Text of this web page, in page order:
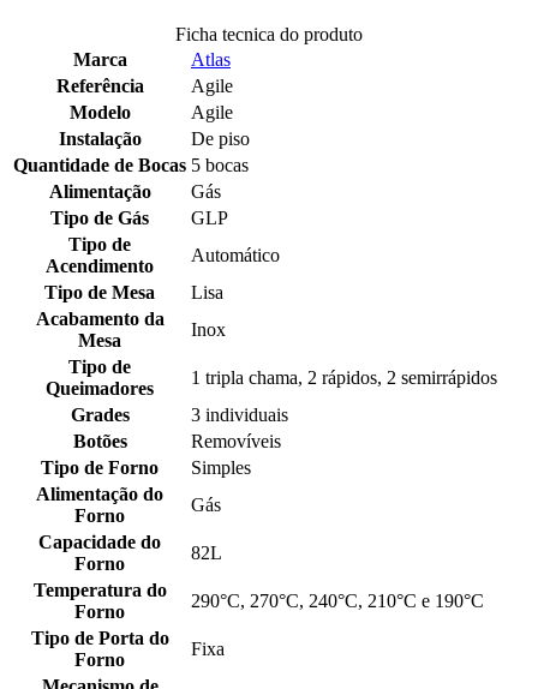
Ficha tecnica do produto
Marca
Atlas
Referência
Agile
Modelo
Agile
Instalação
De piso
Quantidade de Bocas 5 bocas
Alimentação
Gás
Tipo de Gás
GLP
Tipo de
Acendimento
Automático
Tipo de Mesa
Lisa
Acabamento da
Mesa
Inox
Tipo de
Queimadores
1 tripla chama, 2 rápidos, 2 semirrápidos
Grades
3 individuais
Botões
Removíveis
Tipo de Forno
Simples
Alimentação do
Forno
Gás
Capacidade do
Forno
82L
Temperatura do
Forno
290°C, 270°C, 240°C, 210°C e 190°C
Tipo de Porta do
Forno
Fixa